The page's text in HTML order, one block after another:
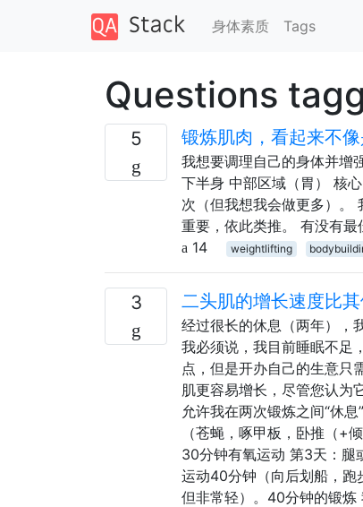
身体素质 Tags
Questions
5 锻炼肌肉，看起来不像
我想要调理自己的身体并增
下半身 中部区域（胃） 核
次（但我想我会做更多）。
重要，依此类推。 有没有
14
weightlifting
3 二头肌的增长速度比
经过很长的休息（两年），
我必须说，我目前睡眠不足
点，但是开办自己的生意只
肌更容易增长，尽管您认为
允许我在两次锻炼之间“休
（苍蝇，啄甲板，卧推（+
30分钟有氧运动 第3天：
运动40分钟（向后划船，跑
但非常轻）。40分钟的锻炼